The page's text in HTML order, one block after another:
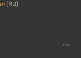
(RU)